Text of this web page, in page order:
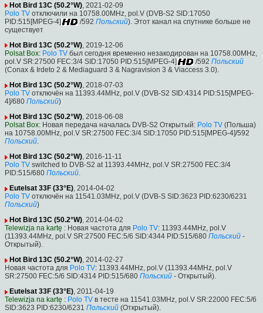
Hot Bird 13C (50.2°W) , 2021-02-09
Polo TV отключили на 10758.00MHz, pol.V (DVB-S2 SID:17050
PID:515[MPEG-4]
/592 Польский). Этот канал на спутнике больше не
существует
Hot Bird 13C (50.2°W), 2019-12-06
Polsat Box: Polo TV был сегодня временно незакодирован на 10758.00MHz,
pol.V SR:27500 FEC:3/4 SID:17050 PID:515[MPEG-4]
/592 Польский
(Conax & Irdeto 2 & Mediaguard 3 & Nagravision 3 & Viaccess 3.0).
Hot Bird 13C (50.2°W), 2018-07-03
Polo TV отключён на 11393.44MHz, pol.V (DVB-S2 SID:4314 PID:515[MPEG-
4]/680 Польский)
Hot Bird 13C (50.2°W), 2018-06-08
Polsat Box: Новая передача началась DVB-S2 Открытый: Polo TV (Польша)
на 10758.00MHz, pol.V SR:27500 FEC:3/4 SID:17050 PID:515[MPEG-4]/592
Польский.
Hot Bird 13C (50.2°W), 2016-11-11
Polo TV switched to DVB-S2 at 11393.44MHz, pol.V SR:27500 FEC:3/4
PID:515/680 Польский.
Eutelsat 33F (33°E), 2014-04-02
Polo TV отключён на 11541.03MHz, pol.V (DVB-S SID:3623 PID:6230/6231
Польский)
Hot Bird 13C (50.2°W), 2014-04-02
Telewizja na kartę : Новая частота для Polo TV: 11393.44MHz, pol.V
(11393.44MHz, pol.V SR:27500 FEC:5/6 SID:4344 PID:515/680 Польский -
Открытый).
Hot Bird 13C (50.2°W), 2014-02-27
Новая частота для Polo TV: 11393.44MHz, pol.V (11393.44MHz, pol.V
SR:27500 FEC:5/6 SID:4314 PID:515/680 Польский - Открытый).
Eutelsat 33F (33°E), 2011-04-19
Telewizja na kartę : Polo TV в тесте на 11541.03MHz, pol.V SR:22000 FEC:5/6
SID:3623 PID:6230/6231 Польский (Открытый).